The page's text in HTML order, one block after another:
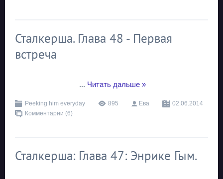
Сталкерша. Глава 48 - Первая
встреча
... Читать дальше »
Peeking him everyday 895 Ева
02.06.2014
Комментарии (6)
Сталкерша: Глава 47: Энрике Гым.